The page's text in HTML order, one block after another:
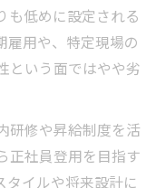
も低めに設定される
雇用や、特定現場の
という面ではやや劣
研修や昇給制度を活
正社員登用を目指す
タイルや将来設計に